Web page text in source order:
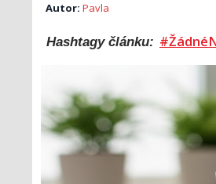
Autor: Pavla
Hashtagy článku: